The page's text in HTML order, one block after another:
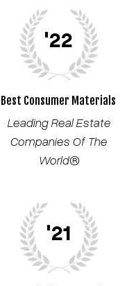
'22
Best Consumer Materials
Leading Real Estate
Companies Of The
World®
'21